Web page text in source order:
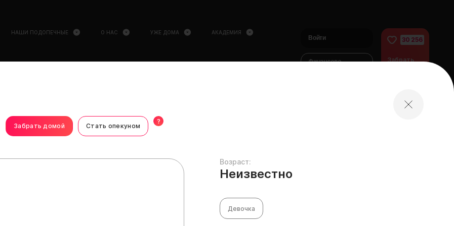
НАШИ ПОДОПЕЧНЫЕ О НАС УЖЕ ДОМА АКАДЕМИЯ
Войти
Финансово
30 256
Забрать
Забрать домой Стать опекуном
?
Возраст:
Неизвестно
Девочка